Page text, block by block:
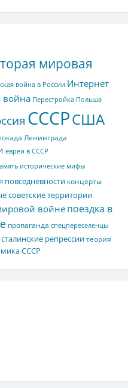
мировая
война в России Интернет
война Перестройка Польша
СССРСША
Ленинграда
евреи в СССР
исторические мифы
повседневности концерты
советские территории
войнепоездка в
пропаганда спецпереселенцы
сталинские репрессиитеория
СССР